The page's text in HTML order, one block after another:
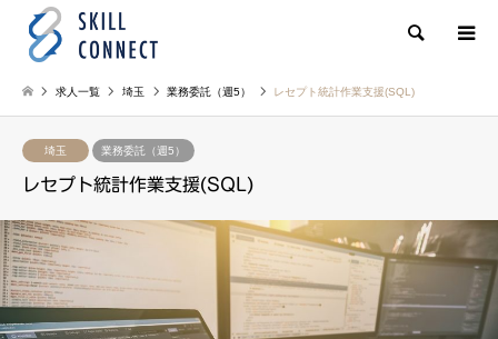
検索
求人一覧 埼玉 業務委託（週5） レセプト統計作業支援(SQL)
埼玉 業務委託（週5）
レセプト統計作業支援(SQL)